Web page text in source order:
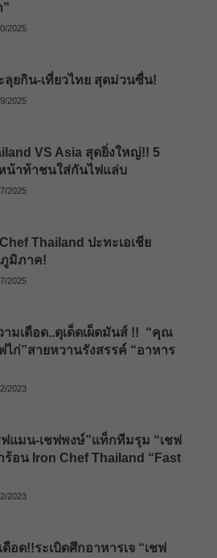
”
2025
ลุยกิน-เที่ยวไทย สุดม่วนซื่น!
2025
VS Asia สุดยิ่งใหญ่!! 5
น้าท้าชนใส่กันไฟแล่บ
2025
Thailand ปะทะเอเชีย
ภูมิภาค!
2025
มเดือด..ดุเด็ดเผ็ดมันส์ !! “คุณ
ไก่”สายหวานรังสรรค์ “อาหาร
2023
ฟแมน-เชฟพงษ์”แท็กทีมรุม “เชฟ
ร้อน Iron Chef Thailand “Fast
2023
อด!!ระเบิดศึกอาหารเจ “เชฟ